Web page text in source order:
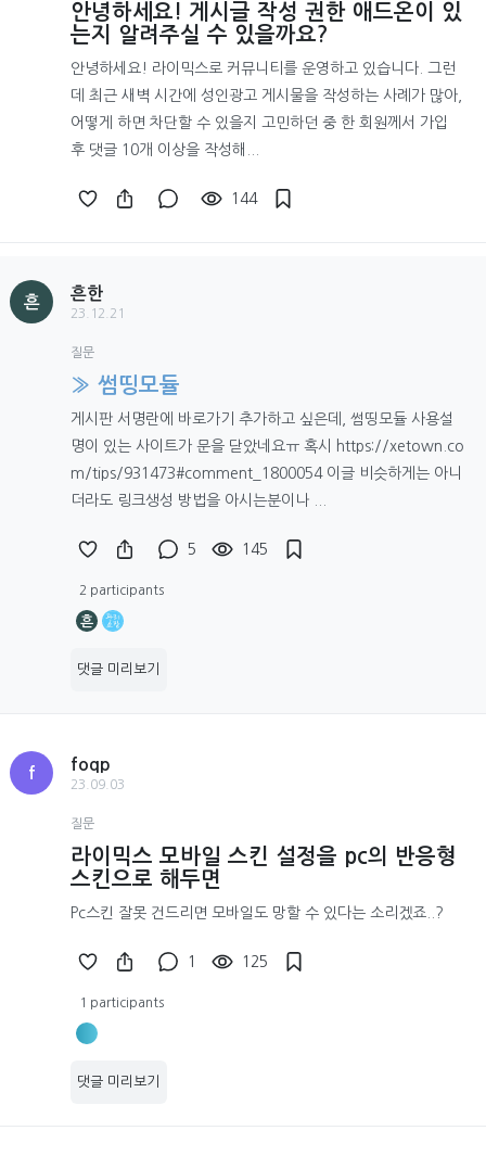
안녕하세요! 게시글 작성 권한 애드온이 있
는지 알려주실 수 있을까요?
안녕하세요! 라이믹스로 커뮤니티를 운영하고 있습니다. 그런
데 최근 새벽 시간에 성인광고 게시물을 작성하는 사례가 많아,
어떻게 하면 차단할 수 있을지 고민하던 중 한 회원께서 가입
후 댓글 10개 이상을 작성해...
144
흔
흔한
23.12.21
질문
» 썸띵모듈
게시판 서명란에 바로가기 추가하고 싶은데, 썸띵모듈 사용설
명이 있는 사이트가 문을 닫았네요ㅠ 혹시 https://xetown.co
m/tips/931473#comment_1800054 이글 비슷하게는 아니
더라도 링크생성 방법을 아시는분이나 ...
5 145
2 participants
흔
댓글 미리보기
f
foqp
23.09.03
질문
라이믹스 모바일 스킨 설정을 pc의 반응형
스킨으로 해두면
Pc스킨 잘못 건드리면 모바일도 망할 수 있다는 소리겠죠..?
1 125
1 participants
댓글 미리보기